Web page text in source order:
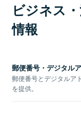
ビジネス
情報
郵便番号・デジタル
郵便番号とデジタルア
を提供。